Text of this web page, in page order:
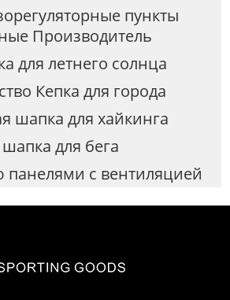
пункты
Производитель
для летнего солнца
Кепка для города
шапка для хайкинга
для бега
панелями с вентиляцией